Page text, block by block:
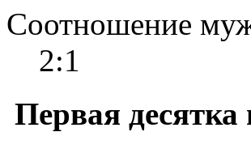
Соотношение
2:1
Первая десятка